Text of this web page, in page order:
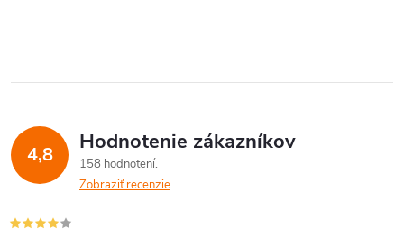
4,8 Hodnotenie zákazníkov
158 hodnotení
Zobraziť recenzie